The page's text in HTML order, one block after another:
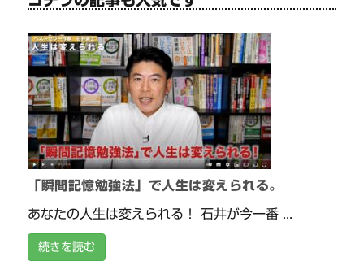
「瞬間記憶勉強法」で人生は変えられる。
あなたの人生は変えられる！ 石井が今一番 ...
続きを読む